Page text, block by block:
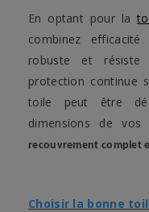
En optant pour la
combinez
robuste et résiste
protection continue
toile peut être
dimensions de
recouvrement complet
Choisir la bonne